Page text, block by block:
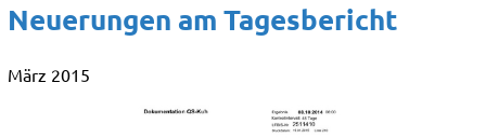
Neuerungen am Tagesbericht
März 2015